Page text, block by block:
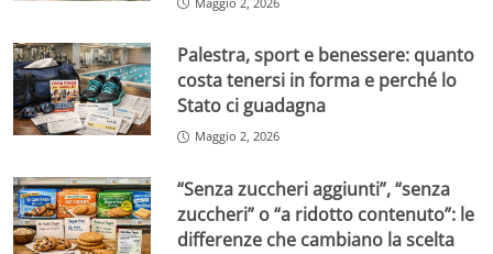
Palestra, sport e benessere: quanto
costa tenersi in forma e perché lo
Stato ci guadagna
Maggio 2, 2026
“Senza zuccheri aggiunti”, “senza
zuccheri” o “a ridotto contenuto”: le
differenze che cambiano la scelta